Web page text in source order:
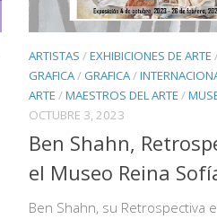
ARTISTAS /EXHIBICIONES DE ARTE
GRAFICA/ GRAFICA/
ARTE /MAESTROS DEL ARTE /
OCTUBRE 3, 2023
Ben Shahn,
el Museo Reina
Ben Shahn, su Retrospectiva